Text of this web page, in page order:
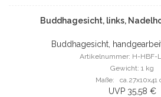
Buddhagesicht, links,
Buddhagesicht,
Artikelnummer: H-HBF-
Gewicht: 1 kg
Maße: ca.27x10x41
UVP 35,58 €